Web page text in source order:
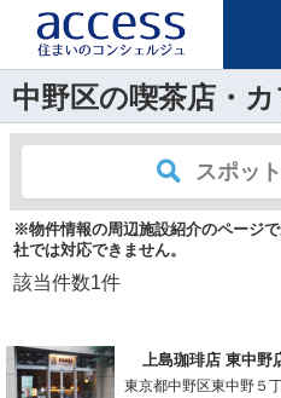
中野区の喫茶店・カ
スポッ
※物件情報の周辺施設紹介のページ
社では対応できません。
該当件数1件
上島珈琲店 東中野
東京都中野区東中野５